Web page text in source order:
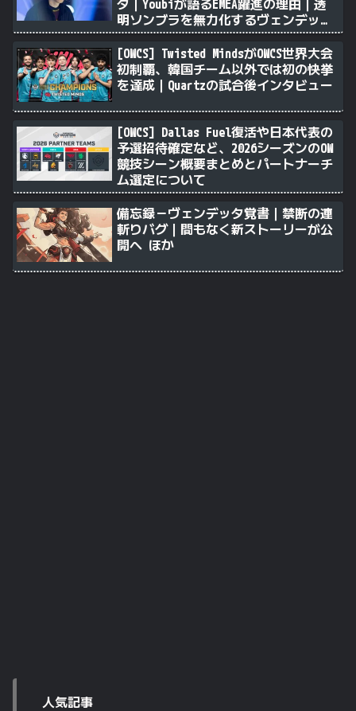
タ｜Youbiが語るEMEA躍進の理由｜透
明ソンブラを無力化するヴェンデッタ
｜Stalk3rが久々のツィート ほか
[OWCS] Twisted MindsがOWCS世界大会
初制覇、韓国チーム以外では初の快挙
を達成｜Quartzの試合後インタビュー
[OWCS] Dallas Fuel復活や日本代表の
予選招待確定など、2026シーズンのOW
競技シーン概要まとめとパートナーチ
ム選定について
備忘録－ヴェンデッタ覚書｜禁断の連
斬りバグ｜間もなく新ストーリーが公
開へ ほか
人気記事